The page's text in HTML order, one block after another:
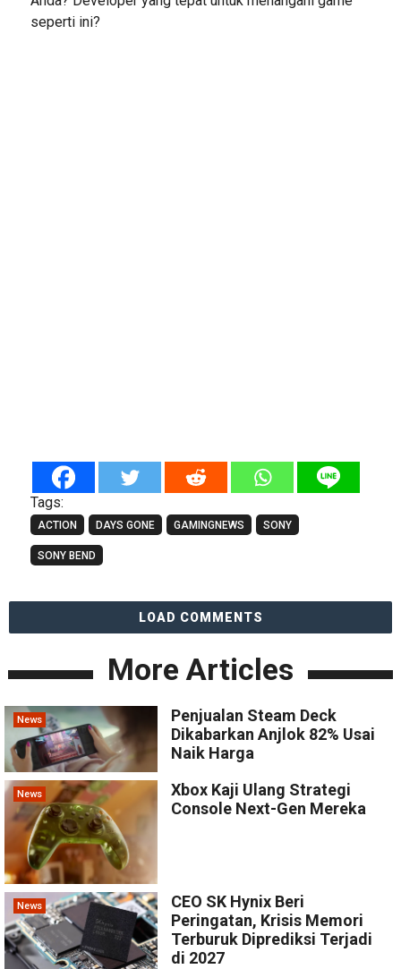
seperti ini?
Tags:
ACTION DAYS GONE GAMINGNEWS SONY
SONY BEND
LOAD COMMENTS
More Articles
News
Penjualan Steam Deck
Dikabarkan Anjlok 82% Usai
Naik Harga
News
Xbox Kaji Ulang Strategi
Console Next-Gen Mereka
News
CEO SK Hynix Beri
Peringatan, Krisis Memori
Terburuk Diprediksi Terjadi
di 2027